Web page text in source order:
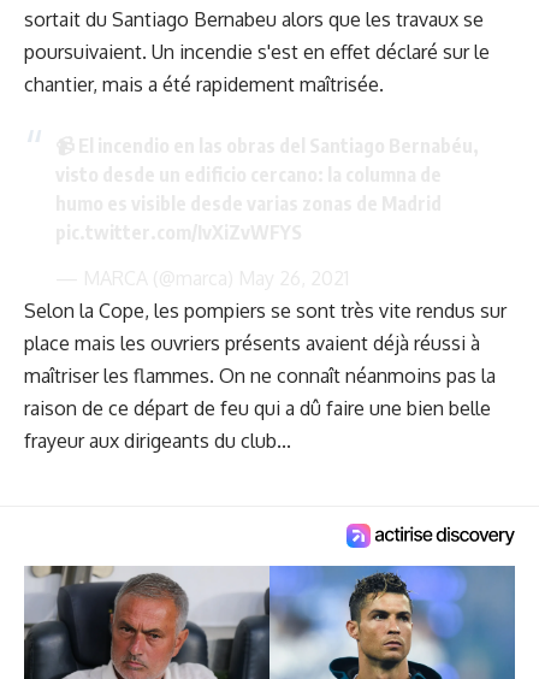
sortait du Santiago Bernabeu alors que les travaux se
poursuivaient. Un incendie s'est en effet déclaré sur le
chantier, mais a été rapidement maîtrisée.
Selon la Cope, les pompiers se sont très vite rendus sur
place mais les ouvriers présents avaient déjà réussi à
maîtriser les flammes. On ne connaît néanmoins pas la
raison de ce départ de feu qui a dû faire une bien belle
frayeur aux dirigeants du club...